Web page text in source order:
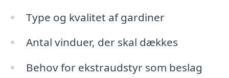
Type og kvalitet af gardiner
Antal vinduer, der skal dækkes
Behov for ekstraudstyr som beslag